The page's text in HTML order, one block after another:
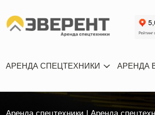
АРЕНДА СПЕЦТЕХНИКИ АРЕНДА